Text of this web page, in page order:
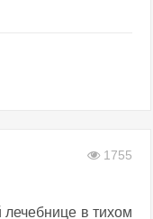
1755
в тихом